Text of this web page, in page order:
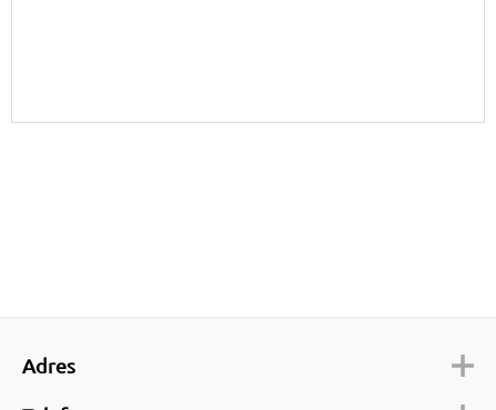
Adres